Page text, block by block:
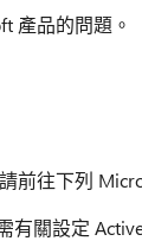
產品的問題。
前往下列
有關設定